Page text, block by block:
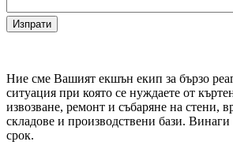
Ние сме Вашият екшън екип за бързо
ситуация при която се нуждаете от
извозване, ремонт и събаряне на стени,
складове и производствени бази.
срок.